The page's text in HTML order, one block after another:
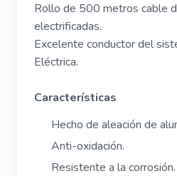
Rollo de 500 metros cable
electrificadas.
Excelente conductor del
Eléctrica.
Características
Hecho de aleación de
Anti-oxidación.
Resistente a la corrosión.